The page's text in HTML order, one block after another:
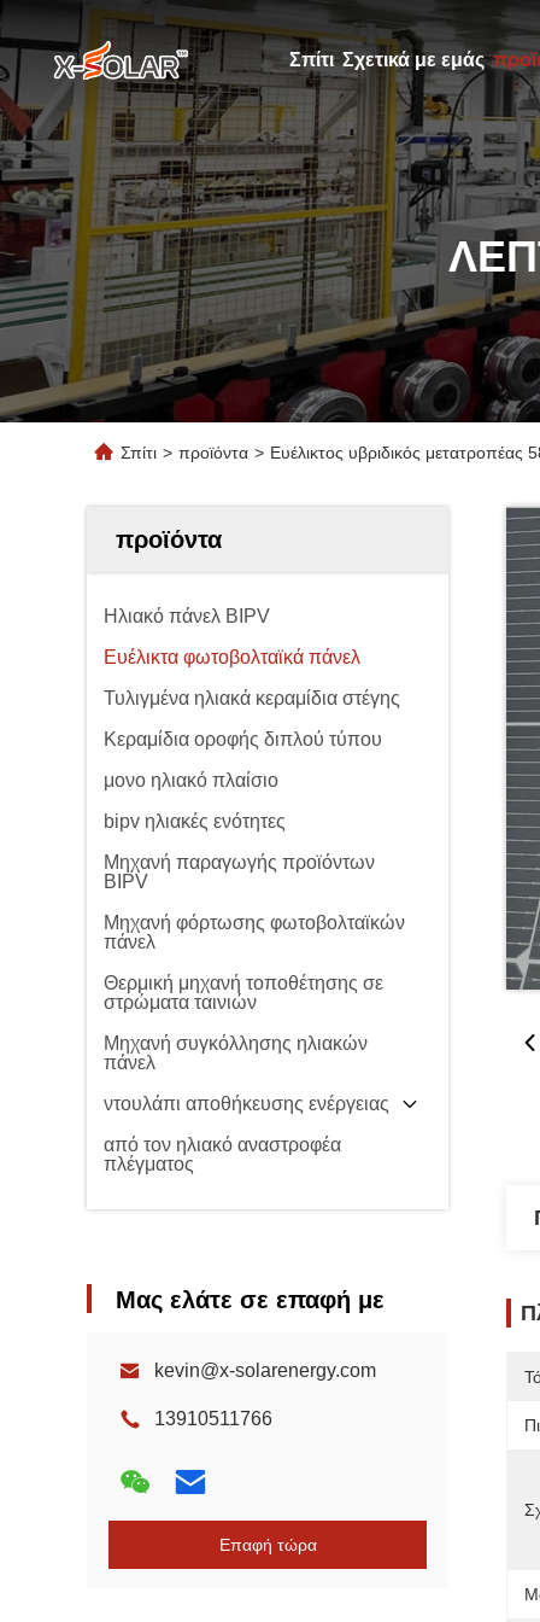
Σπίτι Σχετικά με εμάς
Σπίτι > προϊόντα > Ευέλικτος υβριδικός μετατροπέας
προϊόντα
Ηλιακό πάνελ BIPV
Ευέλικτα φωτοβολταϊκά πάνελ
Τυλιγμένα ηλιακά κεραμίδια στέγης
Κεραμίδια οροφής διπλού τύπου
μονο ηλιακό πλαίσιο
bipv ηλιακές ενότητες
Μηχανή παραγωγής προϊόντων
BIPV
Μηχανή φόρτωσης φωτοβολταϊκών
πάνελ
Θερμική μηχανή τοποθέτησης σε
στρώματα ταινιών
Μηχανή συγκόλλησης ηλιακών
πάνελ
ντουλάπι αποθήκευσης ενέργειας
από τον ηλιακό αναστροφέα
πλέγματος
Μας ελάτε σε επαφή με
kevin@x-solarenergy.com
13910511766
Επαφή τώρα